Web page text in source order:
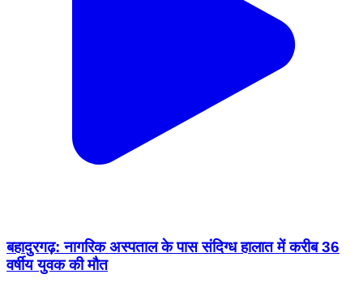
बहादुरगढ़: नागरिक अस्पताल के पास संदिग्ध हालात में करीब 36
वर्षीय युवक की मौत